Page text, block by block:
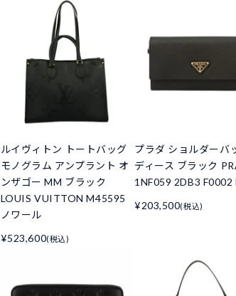
ルイヴィトン トートバッグ
モノグラム アンプラント オ
ンザゴー MM ブラック
LOUIS VUITTON M45595
ノワール
¥523,600(税込)
プラダ ショルダーバ
ディース ブラック
1NF059 2DB3 F0002
¥203,500(税込)